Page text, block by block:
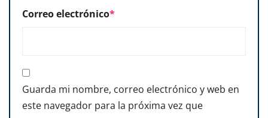
Correo electrónico*
Guarda mi nombre, correo electrónico y web en
este navegador para la próxima vez que